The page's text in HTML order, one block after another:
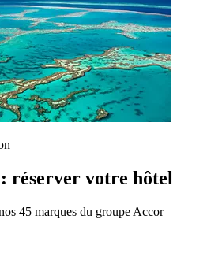
réserver votre hôtel
45 marques du groupe Accor